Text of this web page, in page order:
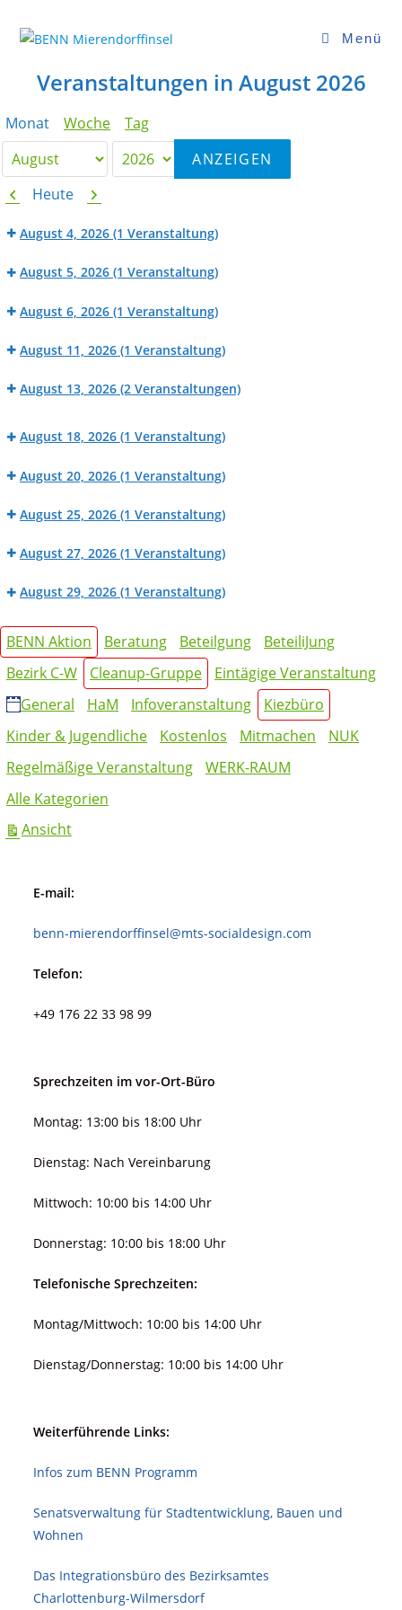
Inhalt
Menü
Veranstaltungen in August 2026
Monat Woche Tag
Monat
Jahr
Zurück
Heute Weiter
August 4, 2026 (1 Veranstaltung)
Werk_Raum:
August 5, 2026 (1 Veranstaltung)
am
Ufer
August 6, 2026 (1 Veranstaltung)
Werk_Raum:
August 11, 2026 (1 Veranstaltung)
Werk_Raum:
August 13, 2026 (2 Veranstaltungen)
Sommerfest
der
Werk_Raum:
August 18, 2026 (1 Veranstaltung)
Werk_Raum:
August 20, 2026 (1 Veranstaltung)
Werk_Raum:
August 25, 2026 (1 Veranstaltung)
Werk_Raum:
August 27, 2026 (1 Veranstaltung)
Werk_Raum:
August 29, 2026 (1 Veranstaltung)
auf
der
Mierendorff-
INSEL
Kategorien
BENN Aktion Beratung Beteilgung
BeteiliJung
Bezirk C-W
Cleanup-Gruppe
Eintägige Veranstaltung
General
HaM Infoveranstaltung
Kiezbüro
Kinder & Jugendliche
Kostenlos Mitmachen
NUK
Regelmäßige Veranstaltung
WERK-RAUM
Alle Kategorien
Ansichtausdrucken
E-mail:
benn-mierendorffinsel@mts-socialdesign.com
Telefon:
+49 176 22 33 98 99
Sprechzeiten im vor-Ort-Büro
Montag: 13:00 bis 18:00 Uhr
Dienstag: Nach Vereinbarung
Mittwoch: 10:00 bis 14:00 Uhr
Donnerstag: 10:00 bis 18:00 Uhr
Telefonische Sprechzeiten:
Montag/Mittwoch: 10:00 bis 14:00 Uhr
Dienstag/Donnerstag: 10:00 bis 14:00 Uhr
Weiterführende Links:
Infos zum BENN Programm
Senatsverwaltung für Stadt­ent­wicklung, Bauen und
Wohnen
Das Integrationsbüro des Bezirksamtes
Charlottenburg-Wilmersdorf